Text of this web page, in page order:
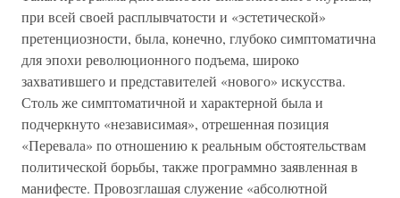
при всей своей расплывчатости и «эстетической»
претенциозности, была, конечно, глубоко симптоматична
для эпохи революционного подъема, широко
захватившего и представителей «нового» искусства.
Столь же симптоматичной и характерной была и
подчеркнуто «независимая», отрешенная позиция
«Перевала» по отношению к реальным обстоятельствам
политической борьбы, также программно заявленная в
манифесте. Провозглашая служение «абсолютной